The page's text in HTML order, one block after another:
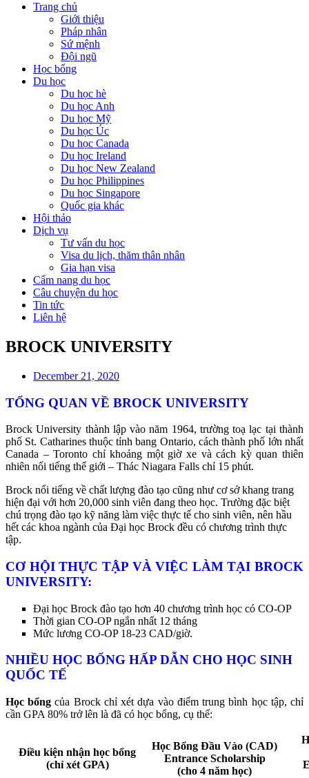
Trang chủ
Giới thiệu
Pháp nhân
Sứ mệnh
Đội ngũ
Học bổng
Du học
Du học hè
Du học Anh
Du học Mỹ
Du học Úc
Du học Canada
Du học Ireland
Du học New Zealand
Du học Philippines
Du học Singapore
Quốc gia khác
Hội thảo
Dịch vụ
Tư vấn du học
Visa du lịch, thăm thân nhân
Gia hạn visa
Cẩm nang du học
Câu chuyện du học
Tin tức
Liên hệ
BROCK UNIVERSITY
December 21, 2020
TỔNG QUAN VỀ BROCK UNIVERSITY
Brock University thành lập vào năm 1964, trường toạ lạc tại thành
phố St. Catharines thuộc tỉnh bang Ontario, cách thành phố lớn nhất
Canada – Toronto chỉ khoảng một giờ xe và cách kỳ quan thiên
nhiên nổi tiếng thế giới – Thác Niagara Falls chỉ 15 phút.
Brock nổi tiếng về chất lượng đào tạo cũng như cơ sở khang trang
hiện đại với hơn 20,000 sinh viên đang theo học. Trường đặc biệt
chú trọng đào tạo kỹ năng làm việc thực tế cho sinh viên, nên hầu
hết các khoa ngành của Đại học Brock đều có chương trình thực
tập.
CƠ HỘI THỰC TẬP VÀ VIỆC LÀM TẠI BROCK
UNIVERSITY:
Đại học Brock đào tạo hơn 40 chương trình học có CO-OP
Thời gian CO-OP ngắn nhất 12 tháng
Mức lương CO-OP 18-23 CAD/giờ.
NHIỀU HỌC BỔNG HẤP DẪN CHO HỌC SINH
QUỐC TẾ
Học bổng của Brock chỉ xét dựa vào điểm trung bình học tập, chỉ
cần GPA 80% trở lên là đã có học bổng, cụ thể:
Điều kiện nhận học bổng
(chỉ xét GPA)
Học Bổng Đầu Vào (CAD)
Entrance Scholarship
(cho 4 năm học)